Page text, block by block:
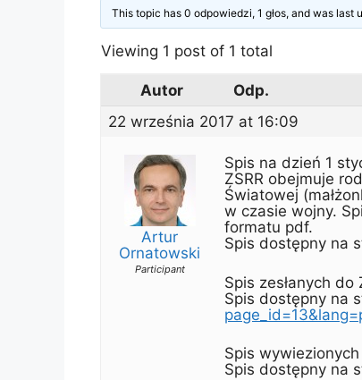
This topic has 0 odpowiedzi, 1 głos, and was last
Viewing 1 post of 1 total
Autor
Odp.
22 września 2017 at 16:09
Artur
Ornatowski
Participant
Spis na dzień 1
ZSRR obejmuje
Światowej
w czasie wojny.
formatu pdf.
Spis dostępny na
Spis zesłanych
Spis dostępny na
Spis
Spis dostępny na